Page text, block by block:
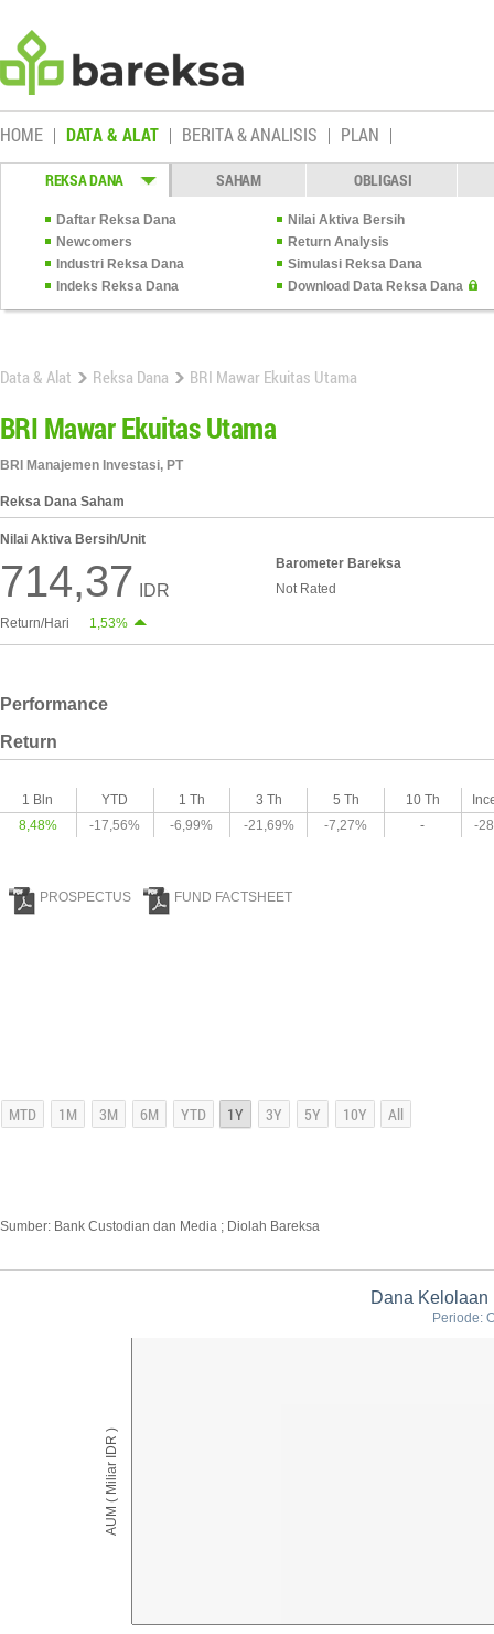
HOME DATA & ALAT BERITA & ANALISIS PLAN
REKSA DANA SAHAM OBLIGASI
Daftar Reksa Dana
Nilai Aktiva Bersih
Newcomers
Return Analysis
Industri Reksa Dana
Simulasi Reksa Dana
Indeks Reksa Dana
Download Data Reksa Dana
Data & Alat Reksa Dana BRI Mawar Ekuitas Utama
BRI Mawar Ekuitas Utama
BRI Manajemen Investasi, PT
Reksa Dana Saham
Nilai Aktiva Bersih/Unit
714,37 IDR
Barometer Bareksa
Not Rated
Return/Hari 1,53%
Performance
Return
1 Bln YTD 1 Th 3 Th 5 Th 10 Th
8,48%
-17,56% -6,99% -21,69% -7,27% - -
PROSPECTUS FUND FACTSHEET
Sumber: Bank Custodian dan Media ; Diolah Bareksa
AUM ( Miliar IDR )
Dana Kelolaan
Periode: